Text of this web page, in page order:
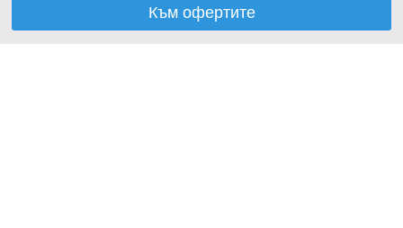
Към офертите